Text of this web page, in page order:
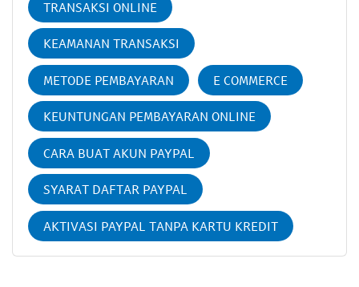
TRANSAKSI ONLINE
KEAMANAN TRANSAKSI
METODE PEMBAYARAN E COMMERCE
KEUNTUNGAN PEMBAYARAN ONLINE
CARA BUAT AKUN PAYPAL
SYARAT DAFTAR PAYPAL
AKTIVASI PAYPAL TANPA KARTU KREDIT